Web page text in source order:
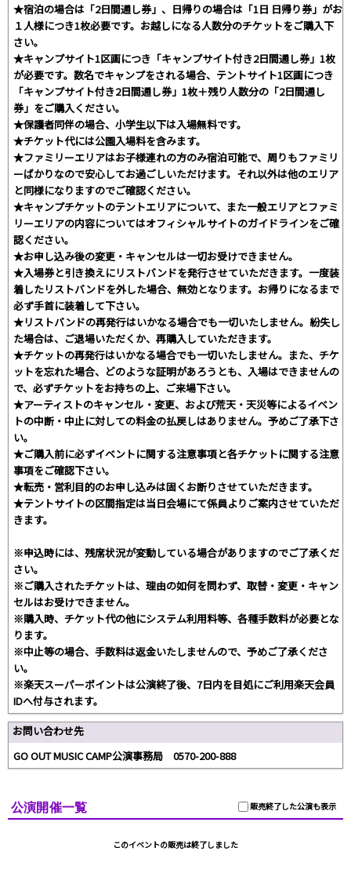
★宿泊の場合は「2日間通し券」、日帰りの場合は「1日 日帰り券」がお
１人様につき1枚必要です。お越しになる人数分のチケットをご購入下
さい。
★キャンプサイト1区画につき「キャンプサイト付き2日間通し券」1枚
が必要です。数名でキャンプをされる場合、テントサイト1区画につき
「キャンプサイト付き2日間通し券」1枚＋残り人数分の「2日間通し
券」をご購入ください。
★保護者同伴の場合、小学生以下は入場無料です。
★チケット代には公園入場料を含みます。
★ファミリーエリアはお子様連れの方のみ宿泊可能で、周りもファミリ
ーばかりなので安心してお過ごしいただけます。それ以外は他のエリア
と同様になりますのでご確認ください。
★キャンプチケットのテントエリアについて、また一般エリアとファミ
リーエリアの内容についてはオフィシャルサイトのガイドラインをご確
認ください。
★お申し込み後の変更・キャンセルは一切お受けできません。
★入場券と引き換えにリストバンドを発行させていただきます。一度装
着したリストバンドを外した場合、無効となります。お帰りになるまで
必ず手首に装着して下さい。
★リストバンドの再発行はいかなる場合でも一切いたしません。紛失し
た場合は、ご退場いただくか、再購入していただきます。
★チケットの再発行はいかなる場合でも一切いたしません。また、チケ
ットを忘れた場合、どのような証明があろうとも、入場はできませんの
で、必ずチケットをお持ちの上、ご来場下さい。
★アーティストのキャンセル・変更、および荒天・天災等によるイベン
トの中断・中止に対しての料金の払戻しはありません。予めご了承下さ
い。
★ご購入前に必ずイベントに関する注意事項と各チケットに関する注意
事項をご確認下さい。
★転売・営利目的のお申し込みは固くお断りさせていただきます。
★テントサイトの区間指定は当日会場にて係員よりご案内させていただ
きます。
※申込時には、残席状況が変動している場合がありますのでご了承くだ
さい。
※ご購入されたチケットは、理由の如何を問わず、取替・変更・キャン
セルはお受けできません。
※購入時、チケット代の他にシステム利用料等、各種手数料が必要とな
ります。
※中止等の場合、手数料は返金いたしませんので、予めご了承くださ
い。
※楽天スーパーポイントは公演終了後、7日内を目処にご利用楽天会員
IDへ付与されます。
お問い合わせ先
GO OUT MUSIC CAMP公演事務局 0570-200-888
販売終了した公演も表示
公演開催一覧
このイベントの販売は終了しました